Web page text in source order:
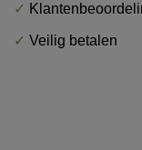
✓
✓ Veilig betalen